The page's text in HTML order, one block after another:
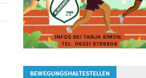
BEWEGUNGSHALTESTELLEN